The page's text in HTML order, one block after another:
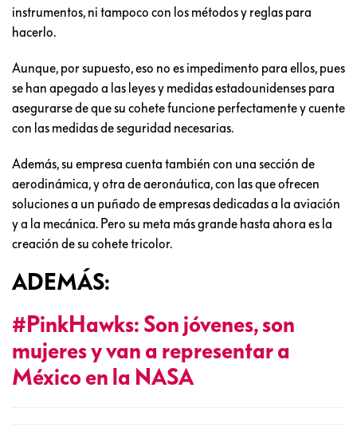
instrumentos, ni tampoco con los métodos y reglas para
hacerlo.
Aunque, por supuesto, eso no es impedimento para ellos, pues
se han apegado a las leyes y medidas estadounidenses para
asegurarse de que su cohete funcione perfectamente y cuente
con las medidas de seguridad necesarias.
Además, su empresa cuenta también con una sección de
aerodinámica, y otra de aeronáutica, con las que ofrecen
soluciones a un puñado de empresas dedicadas a la aviación
y a la mecánica. Pero su meta más grande hasta ahora es la
creación de su cohete tricolor.
ADEMÁS:
#PinkHawks: Son jóvenes, son
mujeres y van a representar a
México en la NASA